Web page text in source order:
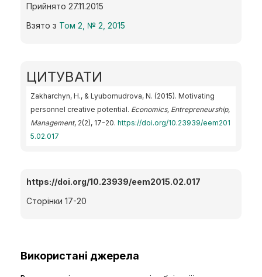
Прийнято 27.11.2015
Взято з Том 2, № 2, 2015
ЦИТУВАТИ
Zakharchyn, H., & Lyubomudrova, N. (2015). Motivating
personnel creative potential. Economics, Entrepreneurship,
Management, 2(2), 17-20. https://doi.org/10.23939/eem201
5.02.017
https://doi.org/10.23939/eem2015.02.017
Сторінки 17-20
Використані джерела